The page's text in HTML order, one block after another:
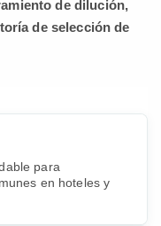
de dilución,
de selección de
para
en hoteles y